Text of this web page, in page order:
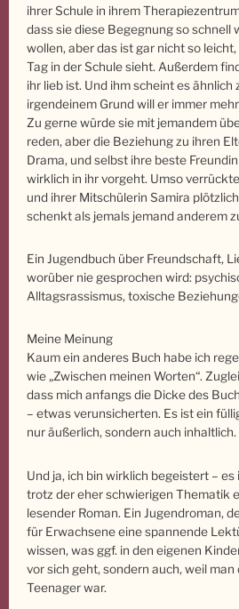
ihrer Schule in ihrem
dass sie diese Begegnung so schnell
wollen, aber das ist gar nicht so
Tag in der Schule sieht. Außerdem
ihr lieb ist. Und ihm scheint es ähnlich
irgendeinem Grund will er immer
Zu gerne würde sie mit jemandem
reden, aber die Beziehung zu ihren
Drama, und selbst ihre beste
wirklich in ihr vorgeht. Umso
und ihrer Mitschülerin Samira
schenkt als jemals jemand anderem
Ein Jugendbuch über Freundschaft,
worüber nie gesprochen wird:
Alltagsrassismus, toxische
Meine Meinung
Kaum ein anderes Buch habe ich
wie „Zwischen meinen Worten“.
dass mich anfangs die Dicke des
– etwas verunsicherten. Es ist ein
nur äußerlich, sondern auch inhaltlich.
Und ja, ich bin wirklich begeistert –
trotz der eher schwierigen Thematik
lesender Roman. Ein Jugendroman,
für Erwachsene eine spannende
wissen, was ggf. in den eigenen
vor sich geht, sondern auch, weil man
Teenager war.